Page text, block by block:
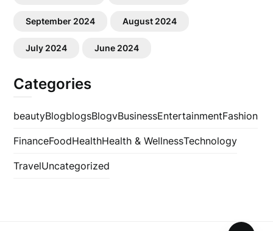
September 2024 August 2024
July 2024 June 2024
Categories
beautyBlogblogsBlogvBusinessEntertainmentFashion
FinanceFoodHealthHealth & WellnessTechnology
TravelUncategorized